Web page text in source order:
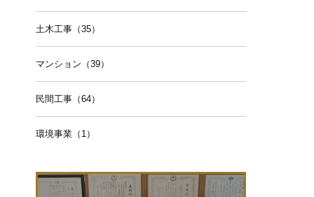
土木工事（35）
マンション（39）
民間工事（64）
環境事業（1）